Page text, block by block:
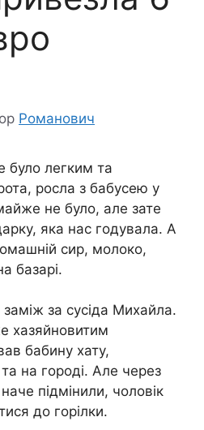
Романович
було легким та
росла з бабусею у
не було, але зате
яка нас годувала. А
сир, молоко,
базарі.
за сусіда Михайла.
хазяйновитим
бабину хату,
на городі. Але через
підмінили, чоловік
до горілки.